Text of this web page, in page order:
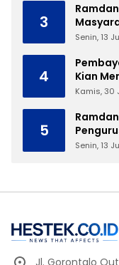
3
Senin, 13
4
Kian
Tanpa
Kamis, 30
5
Senin, 13
Jl. Gorontalo